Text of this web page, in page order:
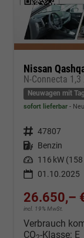
Nissan
N-Connecta
Neuwagen mit
sofort lieferbar
Fahrzeugnr. 47807
Kraftstoff Benzin
Leistung 116 kW (158
01.10.2025
26.650,–
incl. 19% MwSt.
Verbrauch
CO -Klasse: E